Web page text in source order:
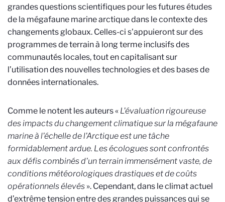
grandes questions scientifiques pour les futures études
de la mégafaune marine arctique dans le contexte des
changements globaux. Celles-ci s'appuieront sur des
programmes de terrain à long terme inclusifs des
communautés locales, tout en capitalisant sur
l’utilisation des nouvelles technologies et des bases de
données internationales.
Comme le notent les auteurs « L'évaluation rigoureuse
des impacts du changement climatique sur la mégafaune
marine à l'échelle de l'Arctique est une tâche
formidablement ardue. Les écologues sont confrontés
aux défis combinés d'un terrain immensément vaste, de
conditions météorologiques drastiques et de coûts
opérationnels élevés ». Cependant, dans le climat actuel
d’extrême tension entre des grandes puissances qui se